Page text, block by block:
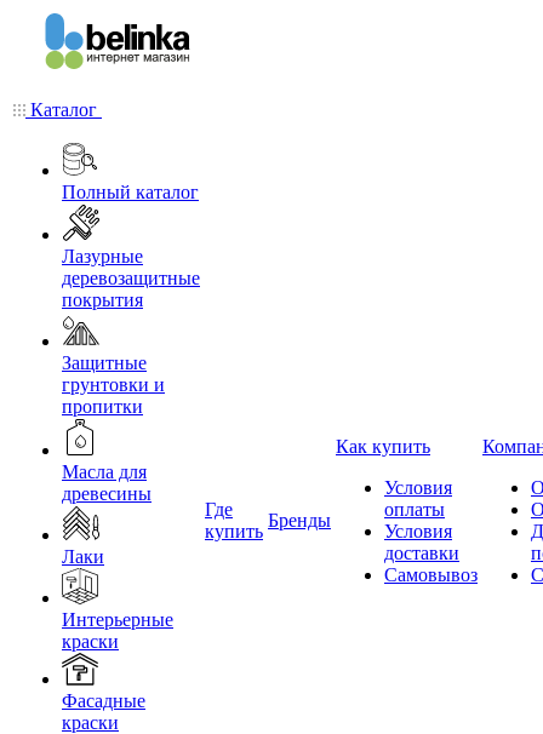
Каталог
Полный каталог
Лазурные
деревозащитные
покрытия
Защитные
грунтовки и
пропитки
Масла для
древесины
Лаки
Интерьерные
краски
Фасадные
краски
Где
купить
Бренды
Как купить
Условия
оплаты
Условия
доставки
Самовывоз